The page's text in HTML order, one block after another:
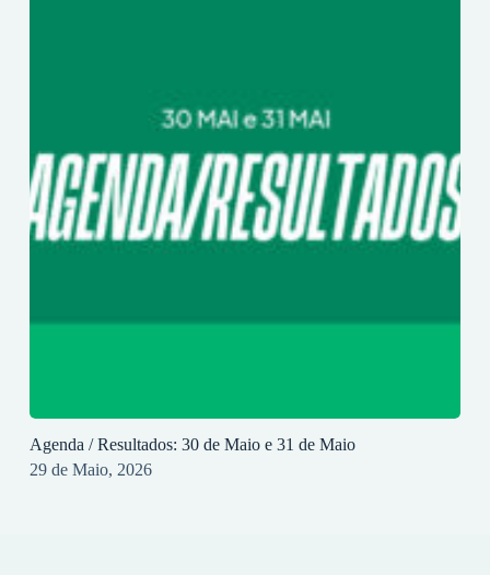
Agenda / Resultados: 30 de Maio e 31 de Maio
29 de Maio, 2026